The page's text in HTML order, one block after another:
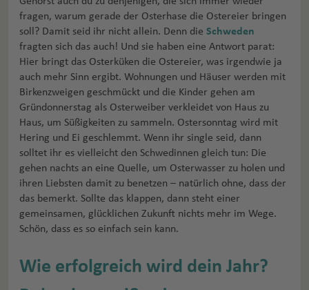
fragen, warum gerade der Osterhase die Ostereier bringen
soll? Damit seid ihr nicht allein. Denn die Schweden
fragten sich das auch! Und sie haben eine Antwort parat:
Hier bringt das Osterküken die Ostereier, was irgendwie ja
auch mehr Sinn ergibt. Wohnungen und Häuser werden mit
Birkenzweigen geschmückt und die Kinder gehen am
Gründonnerstag als Osterweiber verkleidet von Haus zu
Haus, um Süßigkeiten zu sammeln. Ostersonntag wird mit
Hering und Ei geschlemmt. Wenn ihr single seid, dann
solltet ihr es vielleicht den Schwedinnen gleich tun: Die
gehen nachts an eine Quelle, um Osterwasser zu holen und
ihren Liebsten damit zu benetzen – natürlich ohne, dass der
das bemerkt. Sollte das klappen, dann steht einer
gemeinsamen, glücklichen Zukunft nichts mehr im Wege.
Schön, dass es so einfach sein kann.
Wie erfolgreich wird dein Jahr?